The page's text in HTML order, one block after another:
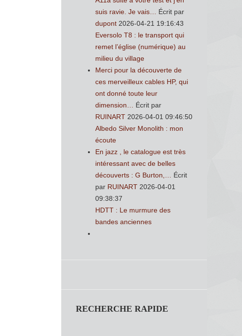
suis ravie. Je vais…
Écrit par
dupont 2026-04-21 19:16:43
Eversolo T8 : le transport qui
remet l’église (numérique) au
milieu du village
Merci pour la découverte de
ces merveilleux cables HP, qui
ont donné toute leur
dimension…
Écrit par
RUINART 2026-04-01 09:46:50
Albedo Silver Monolith : mon
écoute
En jazz , le catalogue est très
intéressant avec de belles
découverts : G Burton,…
Écrit
par RUINART 2026-04-01
09:38:37
HDTT : Le murmure des
bandes anciennes
RECHERCHE RAPIDE